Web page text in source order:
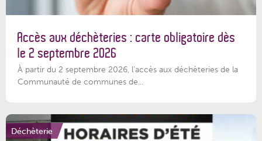
Accès aux déchèteries : carte obligatoire dès
le 2 septembre 2026
À partir du 2 septembre 2026, l’accès aux déchèteries de la
Communauté de communes de...
Déchèterie